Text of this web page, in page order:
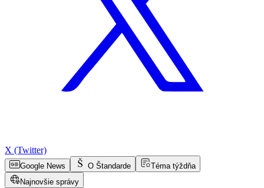
X (Twitter)
Google News O Štandarde
Téma týždňa
Najnovšie správy